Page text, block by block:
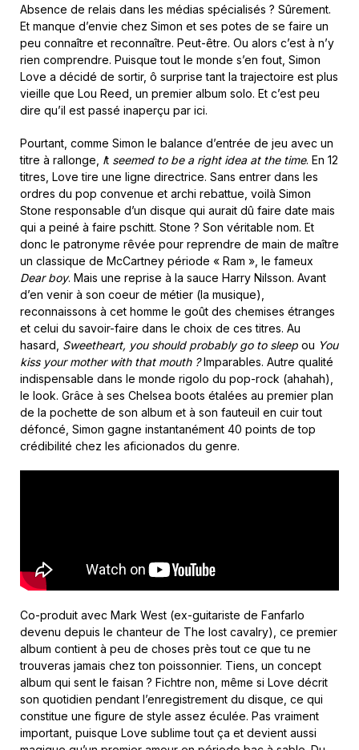
Absence de relais dans les médias spécialisés ? Sûrement.
Et manque d’envie chez Simon et ses potes de se faire un
peu connaître et reconnaître. Peut-être. Ou alors c’est à n’y
rien comprendre. Puisque tout le monde s’en fout, Simon
Love a décidé de sortir, ô surprise tant la trajectoire est plus
vieille que Lou Reed, un premier album solo. Et c’est peu
dire qu’il est passé inaperçu par ici.
Pourtant, comme Simon le balance d’entrée de jeu avec un
titre à rallonge, It seemed to be a right idea at the time. En 12
titres, Love tire une ligne directrice. Sans entrer dans les
ordres du pop convenue et archi rebattue, voilà Simon
Stone responsable d’un disque qui aurait dû faire date mais
qui a peiné à faire pschitt. Stone ? Son véritable nom. Et
donc le patronyme rêvée pour reprendre de main de maître
un classique de McCartney période « Ram », le fameux
Dear boy. Mais une reprise à la sauce Harry Nilsson. Avant
d’en venir à son coeur de métier (la musique),
reconnaissons à cet homme le goût des chemises étranges
et celui du savoir-faire dans le choix de ces titres. Au
hasard, Sweetheart, you should probably go to sleep ou You
kiss your mother with that mouth ?Imparables. Autre qualité
indispensable dans le monde rigolo du pop-rock (ahahah),
le look. Grâce à ses Chelsea boots étalées au premier plan
de la pochette de son album et à son fauteuil en cuir tout
défoncé, Simon gagne instantanément 40 points de top
crédibilité chez les aficionados du genre.
Co-produit avec Mark West (ex-guitariste de Fanfarlo
devenu depuis le chanteur de The lost cavalry), ce premier
album contient à peu de choses près tout ce que tu ne
trouveras jamais chez ton poissonnier. Tiens, un concept
album qui sent le faisan ? Fichtre non, même si Love décrit
son quotidien pendant l’enregistrement du disque, ce qui
constitue une figure de style assez éculée. Pas vraiment
important, puisque Love sublime tout ça et devient aussi